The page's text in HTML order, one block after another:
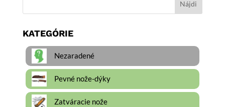
KATEGÓRIE
Nezaradené
Pevné nože-dýky
Zatváracie nože